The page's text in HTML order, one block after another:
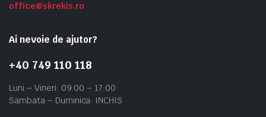
office@skrekis.ro
Ai nevoie de ajutor?
+40 749 110 118
Luni – Vineri: 09:00 – 17:00
Sambata – Duminica: INCHIS